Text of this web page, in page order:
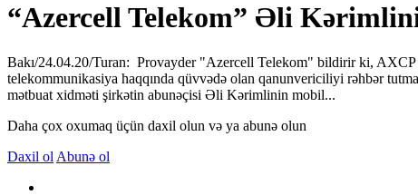
“Azercell Telekom” Əli
Bakı/24.04.20/Turan: Provayder "Azercell Telekom" bildirir ki,
telekommunikasiya haqqında qüvvədə olan qanunvericiliyi rəhbər
mətbuat xidməti şirkətin abunəçisi Əli Kərimlinin mobil...
Daha çox oxumaq üçün daxil olun və ya abunə olun
Daxil ol Abunə ol